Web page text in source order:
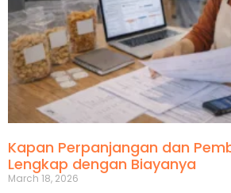
Kapan Perpanjangan dan
Lengkap dengan Biayanya
March 18, 2026